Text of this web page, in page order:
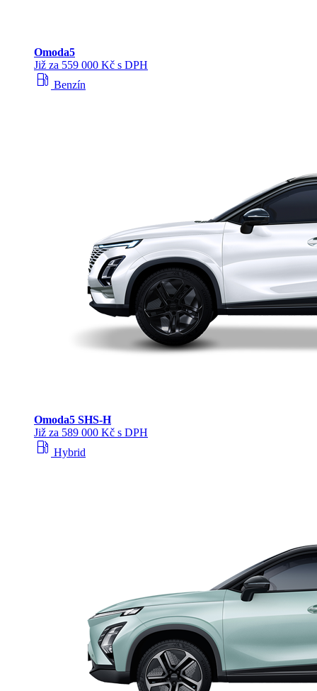
Omoda5
Již za 559 000 Kč s DPH
local_gas_station Benzín
Omoda5 SHS‑H
Již za 589 000 Kč s DPH
local_gas_station Hybrid